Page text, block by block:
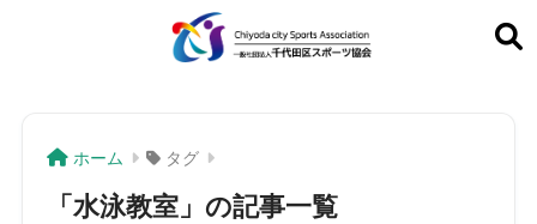
ホーム タグ
「水泳教室」の記事一覧